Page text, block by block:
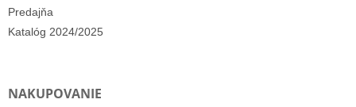
Predajňa
Katalóg 2024/2025
NAKUPOVANIE